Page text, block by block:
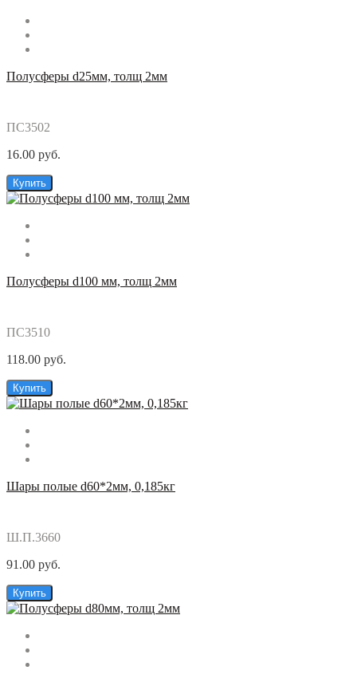
Полусферы d25мм, толщ 2мм
ПС3502
16.00 руб.
Купить
Полусферы d100 мм, толщ 2мм
ПС3510
118.00 руб.
Купить
Шары полые d60*2мм, 0,185кг
Ш.П.3660
91.00 руб.
Купить